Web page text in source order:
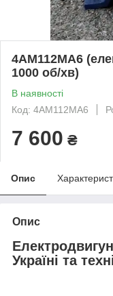
4АМ112МА6
1000 об/хв)
В наявності
Код: 4АМ112МА6
7 600 ₴
Опис
Опис
Україні та